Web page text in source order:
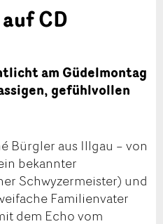
CD
am Güdelmontag
gefühlvollen
Bürgler aus Illgau – von
bekannter
Schwyzermeister) und
Familienvater
dem Echo vom